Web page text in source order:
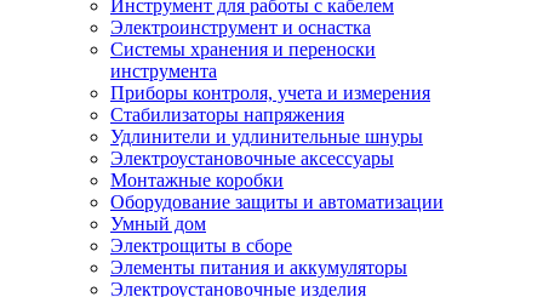
Инструмент для работы с кабелем
Электроинструмент и оснастка
Системы хранения и переноски
инструмента
Приборы контроля, учета и измерения
Стабилизаторы напряжения
Удлинители и удлинительные шнуры
Электроустановочные аксессуары
Монтажные коробки
Оборудование защиты и автоматизации
Умный дом
Электрощиты в сборе
Элементы питания и аккумуляторы
Электроустановочные изделия